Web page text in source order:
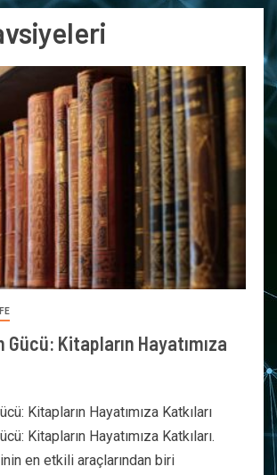
Gücü: Kitapların Hayatımıza
Kitapların Hayatımıza Katkıları
Kitapların Hayatımıza Katkıları.
en etkili araçlarından biri